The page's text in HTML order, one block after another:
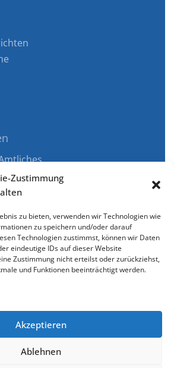
Zustimmung
zu bieten, verwenden wir Technologien wie
zu speichern und/oder darauf
Technologien zustimmst, können wir Daten
eindeutige IDs auf dieser Website
Zustimmung nicht erteilst oder zurückziehst,
und Funktionen beeinträchtigt werden.
Akzeptieren
Ablehnen
& Gesundheit
& Ökologie